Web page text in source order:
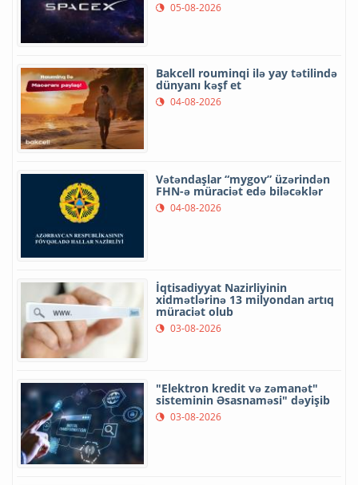
05-08-2026
Bakcell rouminqi ilə yay tətilində
dünyanı kəşf et
04-08-2026
Vətəndaşlar “mygov” üzərindən
FHN-ə müraciət edə biləcəklər
04-08-2026
İqtisadiyyat Nazirliyinin
xidmətlərinə 13 milyondan artıq
müraciət olub
03-08-2026
"Elektron kredit və zəmanət"
sisteminin Əsasnaməsi" dəyişib
03-08-2026